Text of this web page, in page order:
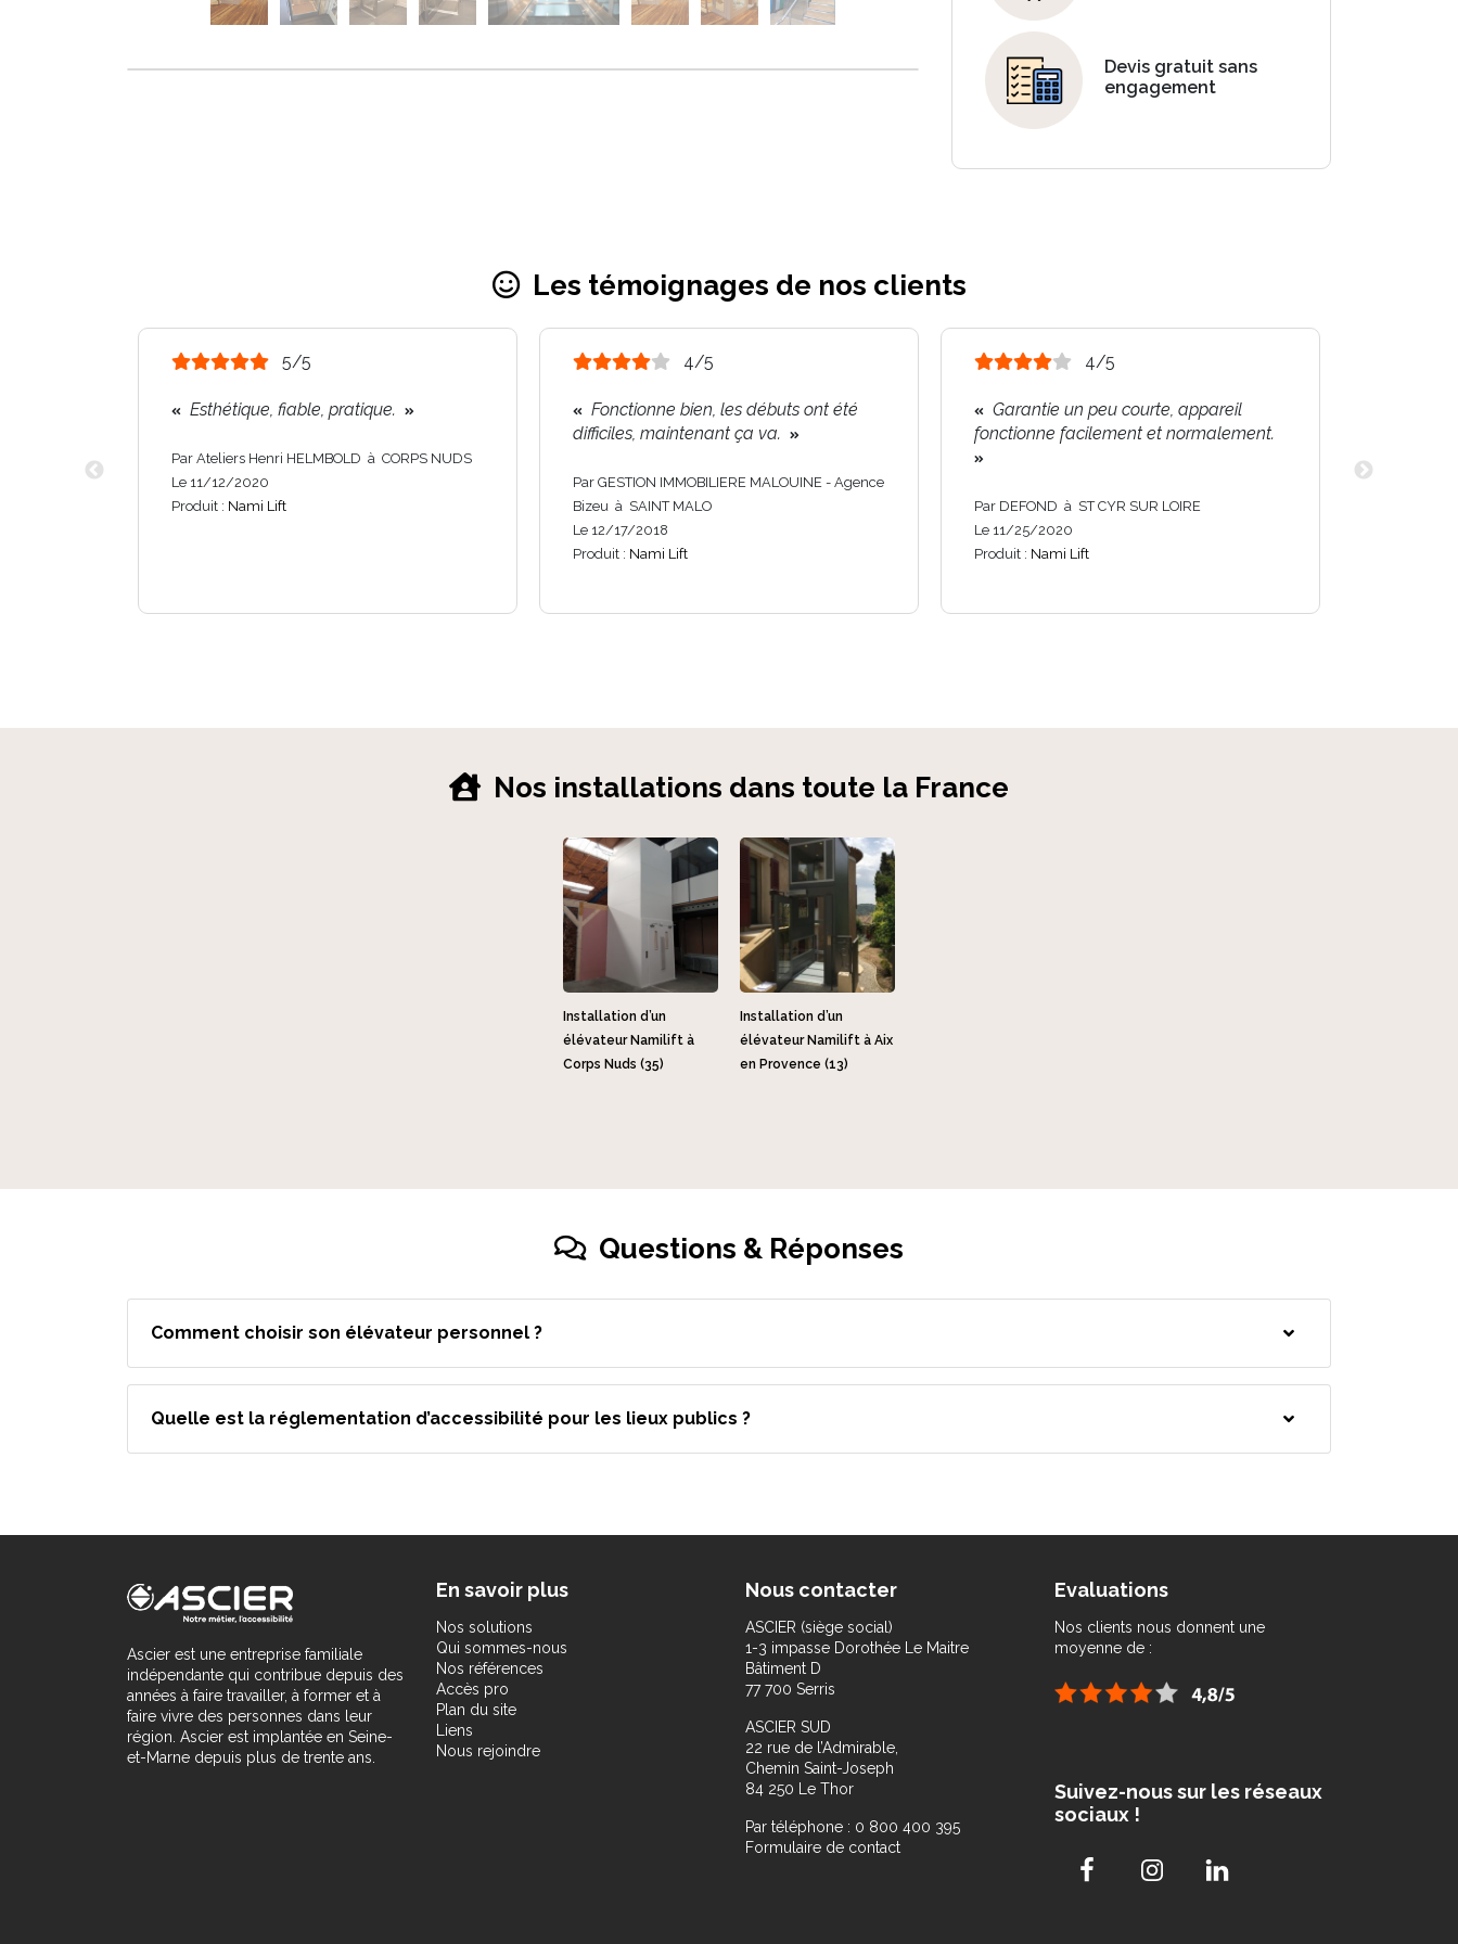
Devis gratuit sans
engagement
Les témoignages de nos clients
5/5
Esthétique, fiable, pratique.
Par Ateliers Henri HELMBOLD à CORPS NUDS
Le 11/12/2020
Produit : Nami Lift
4/5
Fonctionne bien, les débuts ont été
difficiles, maintenant ça va.
Par GESTION IMMOBILIERE MALOUINE - Agence
Bizeu à SAINT MALO
Le 12/17/2018
Produit : Nami Lift
4/5
Garantie un peu courte, appareil
fonctionne facilement et normalement.
Par DEFOND à ST CYR SUR LOIRE
Le 11/25/2020
Produit : Nami Lift
Nos installations dans toute la France
Installation d’un
élévateur Namilift à
Corps Nuds (35)
Installation d’un
élévateur Namilift à Aix
en Provence (13)
Questions & Réponses
Comment choisir son élévateur personnel ?
Quelle est la réglementation d’accessibilité pour les lieux publics ?
Ascier est une entreprise familiale
indépendante qui contribue depuis des
années à faire travailler, à former et à
faire vivre des personnes dans leur
région. Ascier est implantée en Seine-
et-Marne depuis plus de trente ans.
En savoir plus
Nos solutions
Qui sommes-nous
Nos références
Accès pro
Plan du site
Liens
Nous rejoindre
Nous contacter
ASCIER (siège social)
1-3 impasse Dorothée Le Maitre
Bâtiment D
77 700 Serris
ASCIER SUD
22 rue de l’Admirable,
Chemin Saint-Joseph
84 250 Le Thor
Par téléphone : 0 800 400 395
Formulaire de contact
Evaluations
Nos clients nous donnent une
moyenne de :
Suivez-nous sur les réseaux
sociaux !